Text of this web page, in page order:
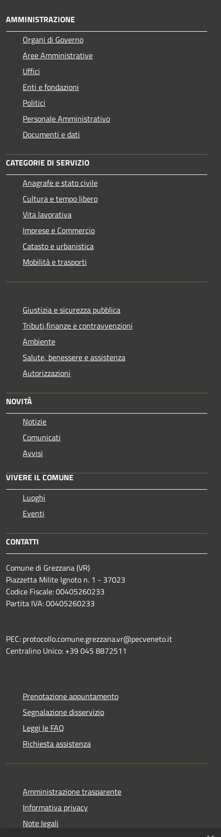
AMMINISTRAZIONE
Organi di Governo
Aree Amministrative
Uffici
Enti e fondazioni
Politici
Personale Amministrativo
Documenti e dati
CATEGORIE DI SERVIZIO
Anagrafe e stato civile
Cultura e tempo libero
Vita lavorativa
Imprese e Commercio
Catasto e urbanistica
Mobilità e trasporti
Giustizia e sicurezza pubblica
Tributi,finanze e contravvenzioni
Ambiente
Salute, benessere e assistenza
Autorizzazioni
NOVITÀ
Notizie
Comunicati
Avvisi
VIVERE IL COMUNE
Luoghi
Eventi
CONTATTI
Comune di Grezzana (VR)
Piazzetta Milite Ignoto n. 1 - 37023
Codice Fiscale: 00405260233
Partita IVA: 00405260233
PEC: protocollo.comune.grezzana.vr@pecveneto.it
Centralino Unico: +39 045 8872511
Prenotazione appuntamento
Segnalazione disservizio
Leggi le FAQ
Richiesta assistenza
Amministrazione trasparente
Informativa privacy
Note legali